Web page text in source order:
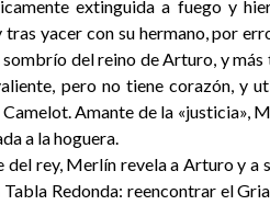
extinguida a fuego y
yacer con su hermano, por
del reino de Arturo, y
pero no tiene corazón, y
Amante de la «justicia»,
a la hoguera.
del rey, Merlín revela a Arturo y
Redonda: reencontrar el